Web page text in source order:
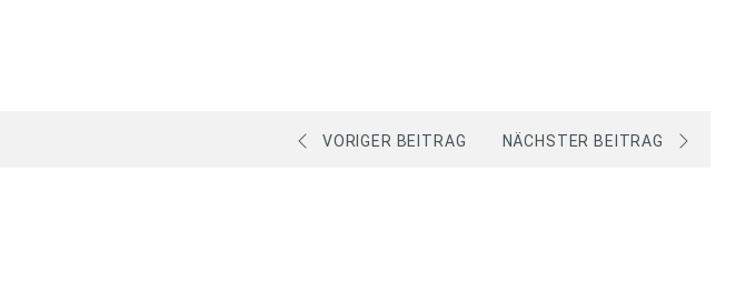
VORIGER BEITRAG NÄCHSTER BEITRAG